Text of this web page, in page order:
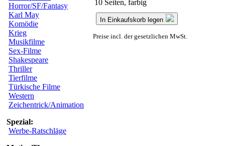
Horror/SF/Fantasy
Karl May
Komödie
Krieg
Musikfilme
Sex-Filme
Shakespeare
Thriller
Tierfilme
Türkische Filme
Western
Zeichentrick/Animation
Spezial:
Werbe-Ratschläge
10 Seiten, farbig
In Einkaufskorb legen
Preise incl. der gesetzlichen MwSt.